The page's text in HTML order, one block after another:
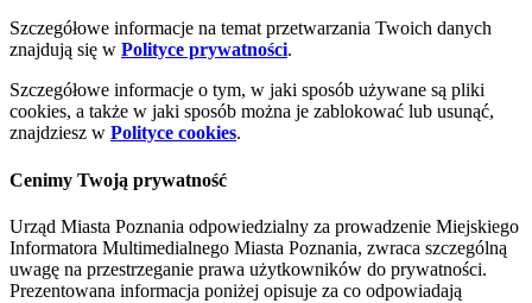
Szczegółowe informacje na temat przetwarzania Twoich danych
znajdują się w Polityce prywatności.
Szczegółowe informacje o tym, w jaki sposób używane są pliki
cookies, a także w jaki sposób można je zablokować lub usunąć,
znajdziesz w Polityce cookies.
Cenimy Twoją prywatność
Urząd Miasta Poznania odpowiedzialny za prowadzenie Miejskiego
Informatora Multimedialnego Miasta Poznania, zwraca szczególną
uwagę na przestrzeganie prawa użytkowników do prywatności.
Prezentowana informacja poniżej opisuje za co odpowiadają